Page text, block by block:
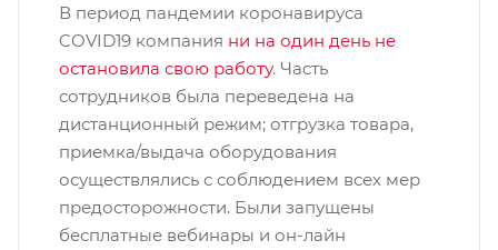
В период пандемии коронавируса
COVID19 компания ни на один день не
остановила свою работу. Часть
сотрудников была переведена на
дистанционный режим; отгрузка товара,
приемка/выдача оборудования
осуществлялись с соблюдением всех мер
предосторожности. Были запущены
бесплатные вебинары и он-лайн